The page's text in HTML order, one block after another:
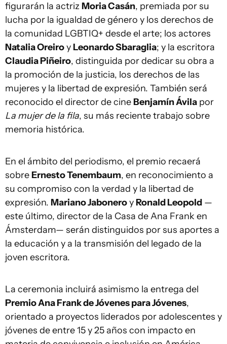
figurarán la actriz Moria Casán, premiada por su
lucha por la igualdad de género y los derechos de
la comunidad LGBTIQ+ desde el arte; los actores
Natalia Oreiroy Leonardo Sbaraglia; y la escritora
Claudia Piñeiro, distinguida por dedicar su obra a
la promoción de la justicia, los derechos de las
mujeres y la libertad de expresión. También será
reconocido el director de cine Benjamín Ávila por
La mujer de la fila, su más reciente trabajo sobre
memoria histórica.
En el ámbito del periodismo, el premio recaerá
sobre Ernesto Tenembaum, en reconocimiento a
su compromiso con la verdad y la libertad de
expresión. Mariano JaboneroyRonald Leopold —
este último, director de la Casa de Ana Frank en
Ámsterdam— serán distinguidos por sus aportes a
la educación y a la transmisión del legado de la
joven escritora.
La ceremonia incluirá asimismo la entrega del
Premio Ana Frank de Jóvenes para Jóvenes,
orientado a proyectos liderados por adolescentes y
jóvenes de entre 15 y 25 años con impacto en